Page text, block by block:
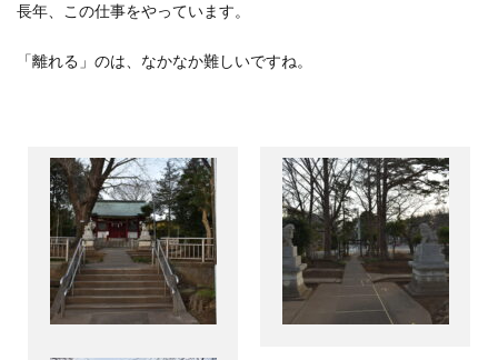
長年、この仕事をやっています。
「離れる」のは、なかなか難しいですね。